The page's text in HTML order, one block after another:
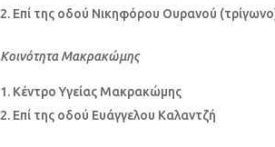
Επί της οδού Νικηφόρου Ουρανού
Κοινότητα Μακρακώμης
Κέντρο Υγείας Μακρακώμης
Επί της οδού Ευάγγελου Καλαντζή